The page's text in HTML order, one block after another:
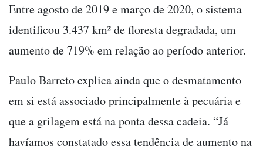
Entre agosto de 2019 e março de 2020, o sistema
identificou 3.437 km² de floresta degradada, um
aumento de 719% em relação ao período anterior.
Paulo Barreto explica ainda que o desmatamento
em si está associado principalmente à pecuária e
que a grilagem está na ponta dessa cadeia. “Já
havíamos constatado essa tendência de aumento na